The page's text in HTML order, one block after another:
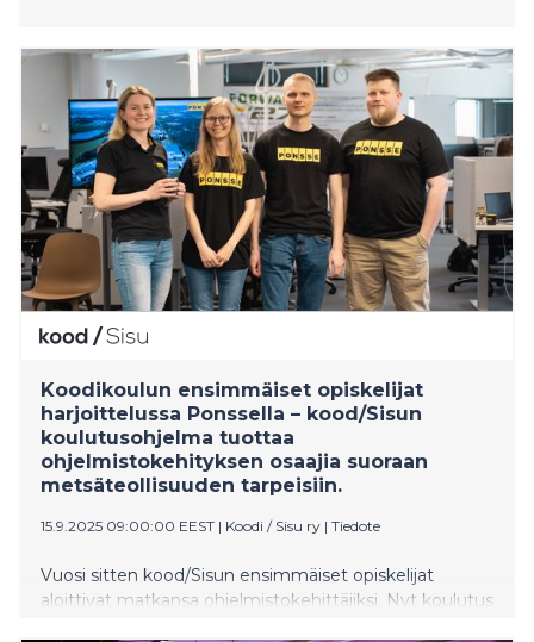
Koodikoulun ensimmäiset opiskelijat
harjoittelussa Ponssella – kood/Sisun
koulutusohjelma tuottaa
ohjelmistokehityksen osaajia suoraan
metsäteollisuuden tarpeisiin.
15.9.2025 09:00:00 EEST | Koodi / Sisu ry | Tiedote
Vuosi sitten kood/Sisun ensimmäiset opiskelijat
aloittivat matkansa ohjelmistokehittäjiksi. Nyt koulutus